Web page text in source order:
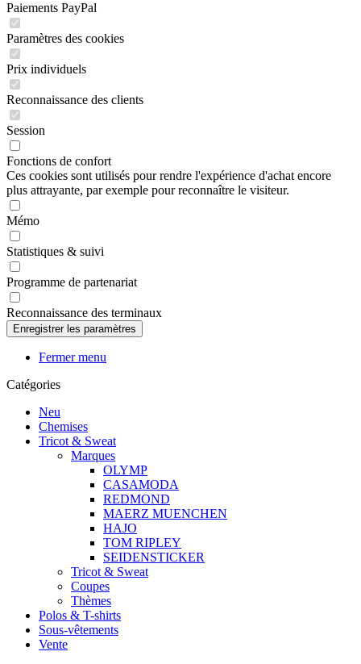
Paiements PayPal
Paramètres des cookies
Prix individuels
Reconnaissance des clients
Session
Fonctions de confort
Ces cookies sont utilisés pour rendre l'expérience d'achat encore
plus attrayante, par exemple pour reconnaître le visiteur.
Mémo
Statistiques & suivi
Programme de partenariat
Reconnaissance des terminaux
Fermer menu
Catégories
Neu
Chemises
Tricot & Sweat
Marques
OLYMP
CASAMODA
REDMOND
MAERZ MUENCHEN
HAJO
TOM RIPLEY
SEIDENSTICKER
Tricot & Sweat
Coupes
Thèmes
Polos & T-shirts
Sous-vêtements
Vente